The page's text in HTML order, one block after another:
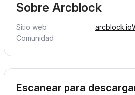
Sobre Arcblock
Sitio web arcblock.io
Comunidad
Escanear para